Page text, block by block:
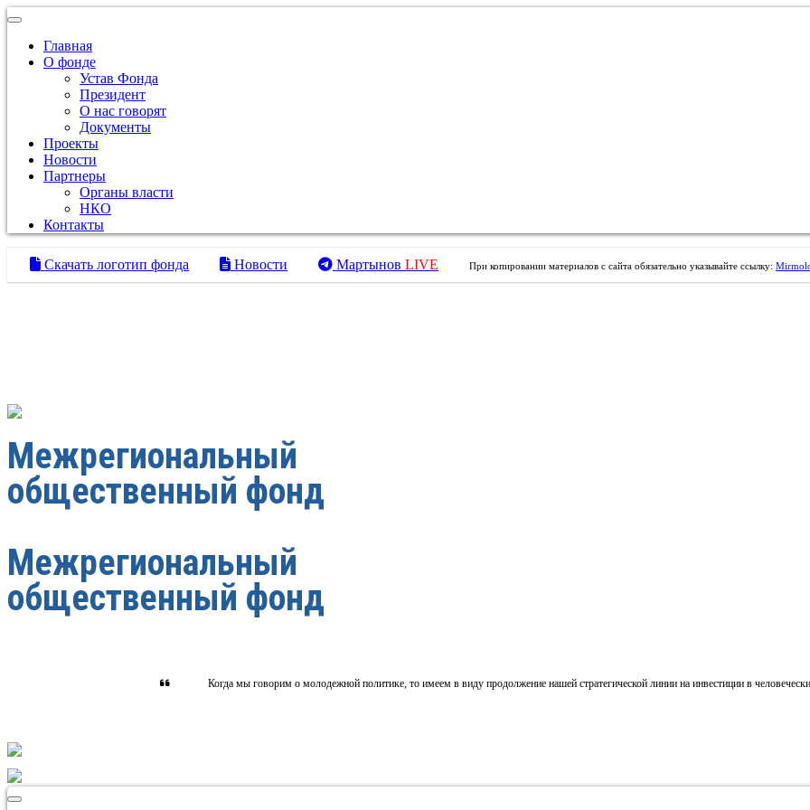
Toggle navigation
Главная
О фонде
Устав Фонда
Президент
О нас говорят
Документы
Проекты
Новости
Партнеры
Органы власти
НКО
Контакты
Скачать логотип фонда Новости Мартынов LIVE При копировании материалов с сайта обязательно указывайте ссылку:
Межрегиональный
общественный фонд
Межрегиональный
общественный фонд
Когда мы говорим о молодежной политике, то имеем в виду продолжение нашей стратегической линии на инвестиции в
Toggle navigation